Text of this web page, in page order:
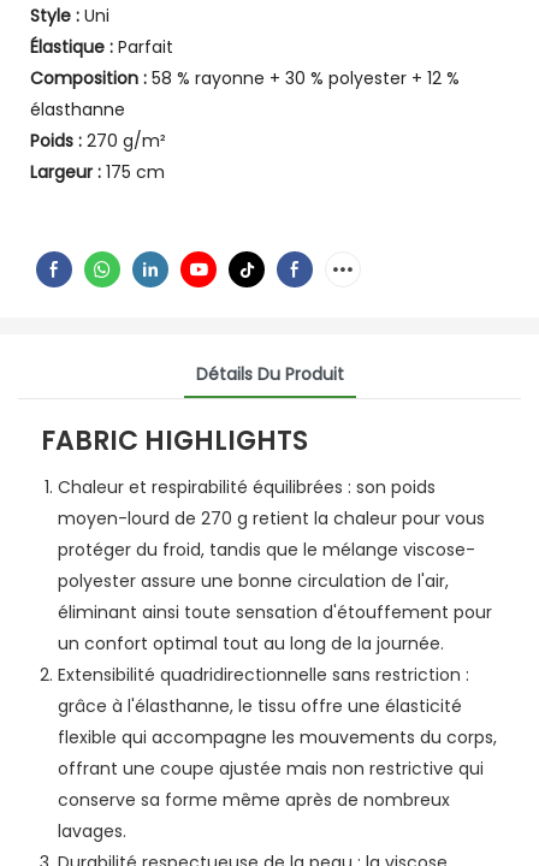
Style : Uni
Élastique : Parfait
Composition : 58 % rayonne + 30 % polyester + 12 %
élasthanne
Poids : 270 g/m²
Largeur : 175 cm
Détails Du Produit
FABRIC HIGHLIGHTS
Chaleur et respirabilité équilibrées : son poids
moyen-lourd de 270 g retient la chaleur pour vous
protéger du froid, tandis que le mélange viscose-
polyester assure une bonne circulation de l'air,
éliminant ainsi toute sensation d'étouffement pour
un confort optimal tout au long de la journée.
Extensibilité quadridirectionnelle sans restriction :
grâce à l'élasthanne, le tissu offre une élasticité
flexible qui accompagne les mouvements du corps,
offrant une coupe ajustée mais non restrictive qui
conserve sa forme même après de nombreux
lavages.